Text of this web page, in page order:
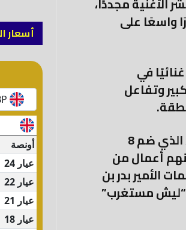
واسعًا على
في
وتفاعل
كما طرحت الفنانة في وقت سابق ألبومها الغنائي “تذكر النسيان”، الذي ضم 8
أعمال من
الأمير بدر بن
مستغرب”
أسعار